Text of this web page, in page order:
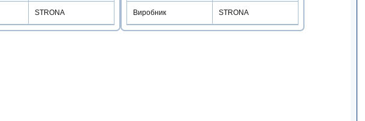
STRONA Виробник STRONA